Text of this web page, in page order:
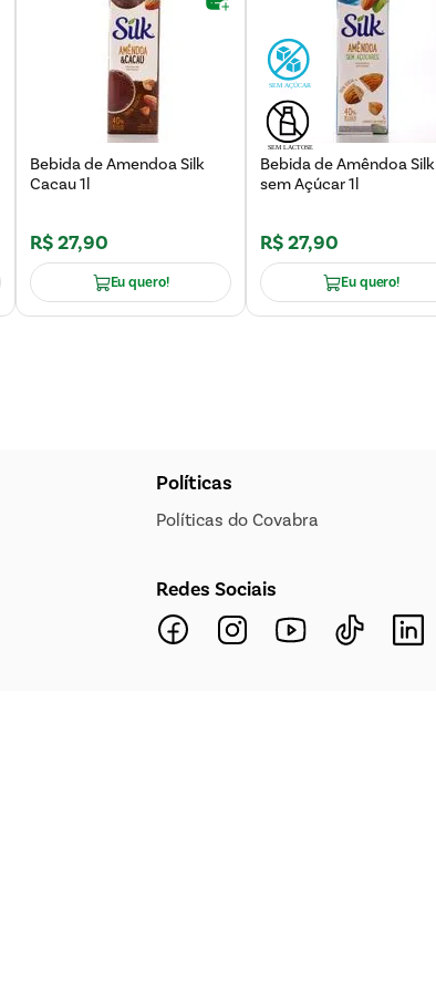
Bebida de Amendoa Silk
Cacau 1l
R$27,90
Eu quero!
Bebida de Amêndoa Silk
sem Açúcar 1l
R$27,90
Eu quero!
Políticas
Políticas do Covabra
Redes Sociais